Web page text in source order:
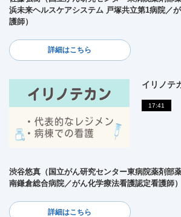
浜未来ヘルスケアシステム 戸塚共立第1病院／
護師）
詳細はこちら
イリノテ
17:41
渋谷悠真（国立がん研究センター東病院薬剤部
南鎌倉総合病院／がん化学療法看護認定看護師）
詳細はこちら